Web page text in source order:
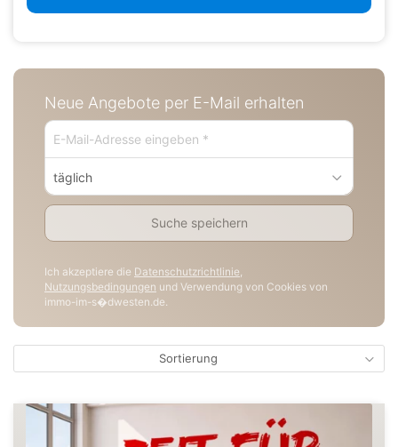
Neue Angebote per E-Mail erhalten
täglich
Suche speichern
Ich akzeptiere die Datenschutzrichtlinie,
Nutzungsbedingungen und Verwendung von Cookies von
immo-im-s�dwesten.de.
Sortierung